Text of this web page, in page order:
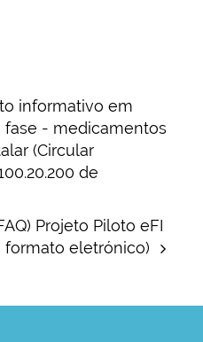
informativo em
fase - medicamentos
(Circular
de
Projeto Piloto eFI
eletrónico)